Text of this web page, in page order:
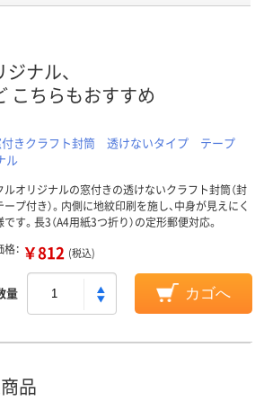
ナル、
こちらもおすすめ
きクラフト封筒 透けないタイプ テープ
ル
ルオリジナルの窓付きの透けないクラフト封筒（封
ープ付き）。内側に地紋印刷を施し、中身が見えにく
す。長3（A4用紙3つ折り）の定形郵便対応。
： ￥812 (税込)
量 カゴへ
品